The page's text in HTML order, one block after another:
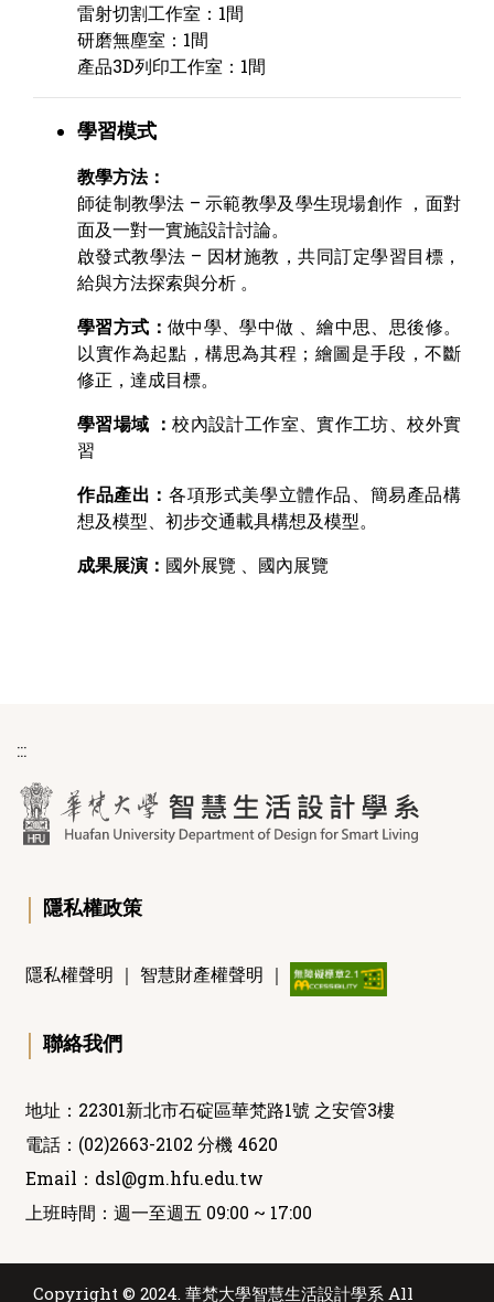
雷射切割工作室：1間
研磨無塵室：1間
產品3D列印工作室：1間
學習模式
教學方法：
師徒制教學法 – 示範教學及學生現場創作 ，面對
面及一對一實施設計討論。
啟發式教學法 – 因材施教，共同訂定學習目標，
給與方法探索與分析 。
學習方式： 做中學、學中做 、繪中思、思後修。
以實作為起點，構思為其程；繪圖是手段，不斷
修正，達成目標。
學習場域 ：校內設計工作室、實作工坊、校外實
習
作品產出： 各項形式美學立體作品、簡易產品構
想及模型、初步交通載具構想及模型。
成果展演： 國外展覽 、國內展覽
:::
｜ 隱私權政策
隱私權聲明 ｜ 智慧財產權聲明 ｜
｜ 聯絡我們
地址：22301新北市石碇區華梵路1號 之安管3樓
電話：(02)2663-2102 分機 4620
Email： dsl@gm.hfu.edu.tw
上班時間：週一至週五 09:00 ~ 17:00
Copyright © 2024. 華梵大學智慧生活設計學系 All